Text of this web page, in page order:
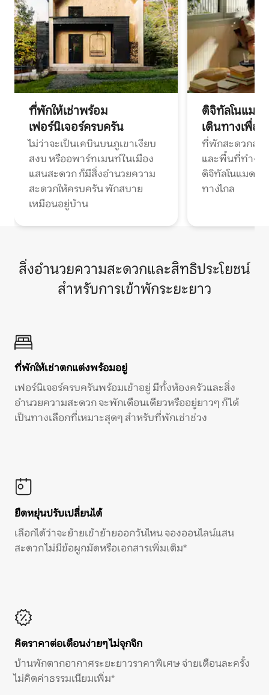
ที่พักให้เช่าพร้อม
เฟอร์นิเจอร์ครบครัน
ไม่ว่าจะเป็นเคบินบนภูเขาเงียบ
สงบ หรืออพาร์ทเมนท์ในเมือง
แสนสะดวก ก็มีสิ่งอำนวยความ
สะดวกให้ครบครัน พักสบาย
เหมือนอยู่บ้าน
ดิจิทัลโนแมด
เดินทางเพื่อ
ที่พักสะดวกสบ
และพื้นที่ทำงา
ดิจิทัลโนแมดแ
ทางไกล
สิ่งอำนวยความสะดวกและสิทธิประโยชน์
สำหรับการเข้าพักระยะยาว
ที่พักให้เช่าตกแต่งพร้อมอยู่
เฟอร์นิเจอร์ครบครันพร้อมเข้าอยู่ มีทั้งห้องครัวและสิ่ง
อำนวยความสะดวก จะพักเดือนเดียวหรืออยู่ยาวๆ ก็ได้
เป็นทางเลือกที่เหมาะสุดๆ สำหรับที่พักเช่าช่วง
ยืดหยุ่นปรับเปลี่ยนได้
เลือกได้ว่าจะย้ายเข้าย้ายออกวันไหน จองออนไลน์แสน
สะดวก ไม่มีข้อผูกมัดหรือเอกสารเพิ่มเติม*
คิดราคาต่อเดือนง่ายๆ ไม่จุกจิก
บ้านพักตากอากาศระยะยาวราคาพิเศษ จ่ายเดือนละครั้ง
ไม่คิดค่าธรรมเนียมเพิ่ม*